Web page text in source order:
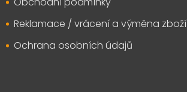
Reklamace / vrácení a výměna zboží
Ochrana osobních údajů